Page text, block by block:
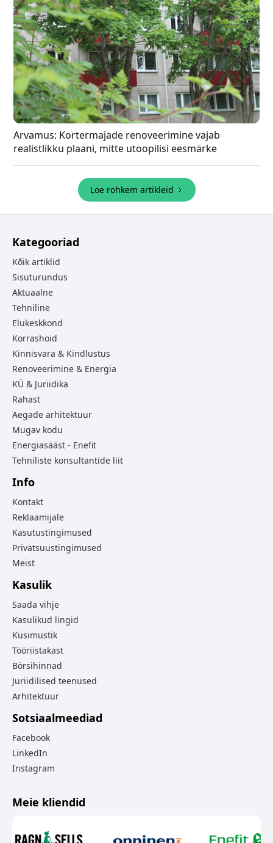
Arvamus: Kortermajade renoveerimine vajab
realistlikku plaani, mitte utoopilisi eesmärke
Loe rohkem artikleid
Kategooriad
Kõik artiklid
Sisuturundus
Aktuaalne
Tehniline
Elukeskkond
Korrashoid
Kinnisvara & Kindlustus
Renoveerimine & Energia
KÜ & Juriidika
Rahast
Aegade arhitektuur
Mugav kodu
Energiasääst - Enefit
Tehniliste konsultantide liit
Info
Kontakt
Reklaamijale
Kasutustingimused
Privatsuustingimused
Meist
Kasulik
Saada vihje
Kasulikud lingid
Küsimustik
Tööriistakast
Börsihinnad
Juriidilised teenused
Arhitektuur
Sotsiaalmeediad
Facebook
LinkedIn
Instagram
Meie kliendid